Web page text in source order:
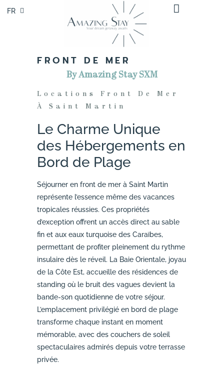
FR
EN
FRONT DE MER
By Amazing Stay SXM
Locations Front De Mer
À Saint Martin
Le Charme Unique
des Hébergements en
Bord de Plage
Séjourner en front de mer à Saint Martin
représente l’essence même des vacances
tropicales réussies. Ces propriétés
d’exception offrent un accès direct au sable
fin et aux eaux turquoise des Caraïbes,
permettant de profiter pleinement du rythme
insulaire dès le réveil. La Baie Orientale, joyau
de la Côte Est, accueille des résidences de
standing où le bruit des vagues devient la
bande-son quotidienne de votre séjour.
L’emplacement privilégié en bord de plage
transforme chaque instant en moment
mémorable, avec des couchers de soleil
spectaculaires admirés depuis votre terrasse
privée.